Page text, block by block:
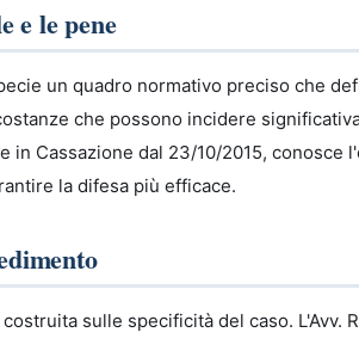
e le pene
un quadro normativo preciso che
che possono incidere
in Cassazione dal 23/10/2015, conosce
la difesa più efficace.
sulle specificità del caso. L'Avv.